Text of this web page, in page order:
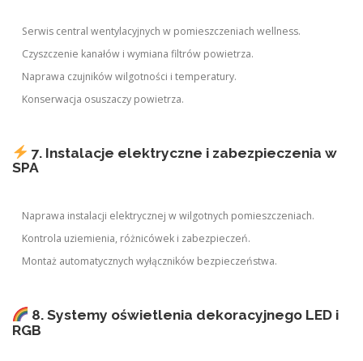
Serwis central wentylacyjnych w pomieszczeniach wellness.
Czyszczenie kanałów i wymiana filtrów powietrza.
Naprawa czujników wilgotności i temperatury.
Konserwacja osuszaczy powietrza.
7. Instalacje elektryczne i zabezpieczenia w
SPA
Naprawa instalacji elektrycznej w wilgotnych pomieszczeniach.
Kontrola uziemienia, różnicówek i zabezpieczeń.
Montaż automatycznych wyłączników bezpieczeństwa.
8. Systemy oświetlenia dekoracyjnego LED i
RGB